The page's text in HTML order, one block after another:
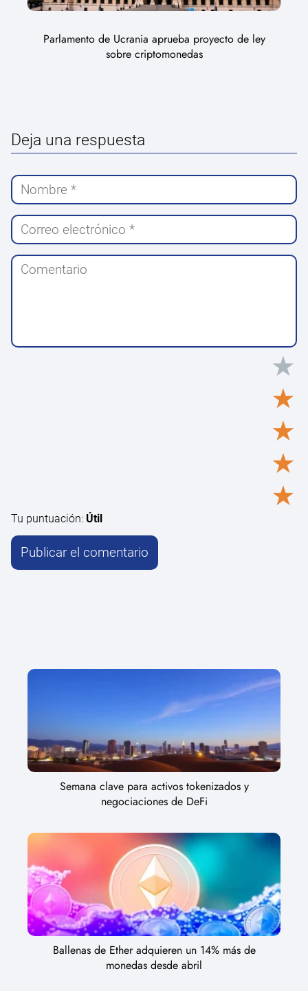
Parlamento de Ucrania aprueba proyecto de ley
sobre criptomonedas
Deja una respuesta
★
★
★
★
★
Tu puntuación: Útil
Semana clave para activos tokenizados y
negociaciones de DeFi
Ballenas de Ether adquieren un 14% más de
monedas desde abril